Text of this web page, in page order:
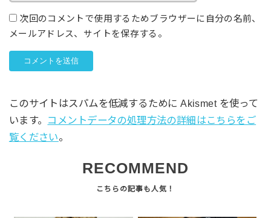
次回のコメントで使用するためブラウザーに自分の名前、
メールアドレス、サイトを保存する。
このサイトはスパムを低減するために Akismet を使って
います。 コメントデータの処理方法の詳細はこちらをご
覧ください。
RECOMMEND